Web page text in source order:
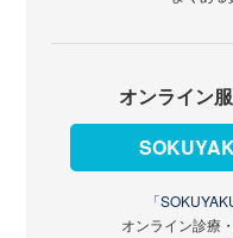
オンライン
「
オンライン診療